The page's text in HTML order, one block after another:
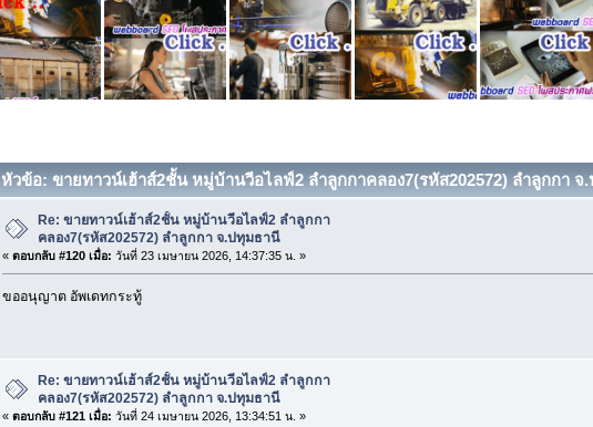
หัวข้อ: ขายทาวน์เฮ้าส์2ชั้น หมู่บ้านวีอไลฟ์2 ลำลูกกาคลอง7(รหัส202572) ลำลูกกา
Re: ขายทาวน์เฮ้าส์2ชั้น หมู่บ้านวีอไลฟ์2 ลำลูกกา
คลอง7(รหัส202572) ลำลูกกา จ.ปทุมธานี
« ตอบกลับ #120 เมื่อ: วันที่ 23 เมษายน 2026, 14:37:35 น. »
ขออนุญาต อัพเดทกระทู้
Re: ขายทาวน์เฮ้าส์2ชั้น หมู่บ้านวีอไลฟ์2 ลำลูกกา
คลอง7(รหัส202572) ลำลูกกา จ.ปทุมธานี
« ตอบกลับ #121 เมื่อ: วันที่ 24 เมษายน 2026, 13:34:51 น. »